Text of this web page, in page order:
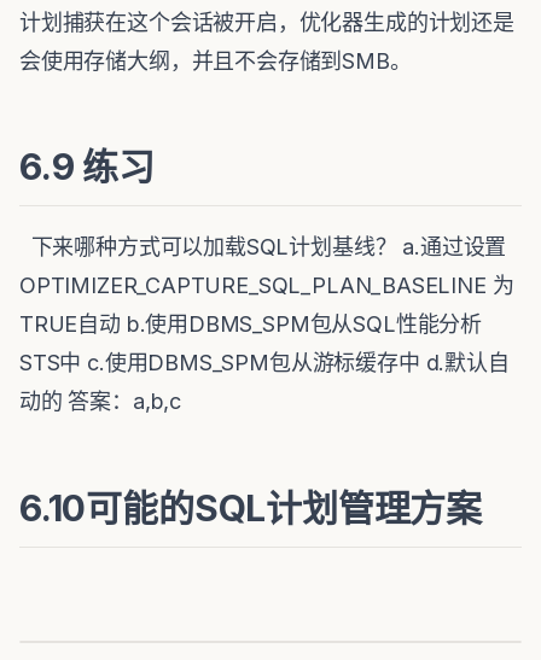
计划捕获在这个会话被开启，优化器生成的计划还是
会使用存储大纲，并且不会存储到SMB。
6.9 练习
下来哪种方式可以加载SQL计划基线？ a.通过设置
OPTIMIZER_CAPTURE_SQL_PLAN_BASELINE 为
TRUE自动 b.使用DBMS_SPM包从SQL性能分析
STS中 c.使用DBMS_SPM包从游标缓存中 d.默认自
动的 答案：a,b,c
6.10可能的SQL计划管理方案